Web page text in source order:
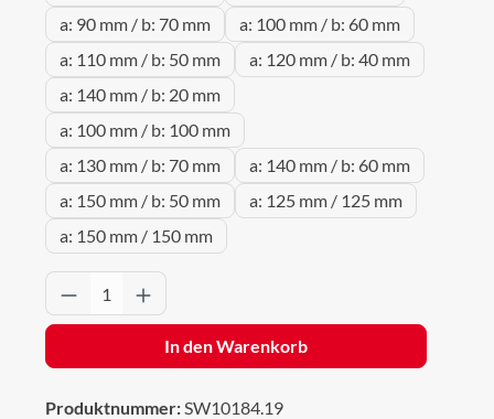
a: 90 mm / b: 70 mm
a: 100 mm / b: 60 mm
a: 110 mm / b: 50 mm
a: 120 mm / b: 40 mm
a: 140 mm / b: 20 mm
a: 100 mm / b: 100 mm
a: 130 mm / b: 70 mm
a: 140 mm / b: 60 mm
a: 150 mm / b: 50 mm
a: 125 mm / 125 mm
a: 150 mm / 150 mm
Produkt Anzahl: Gib den gewünschten
In den Warenkorb
Produktnummer:SW10184.19